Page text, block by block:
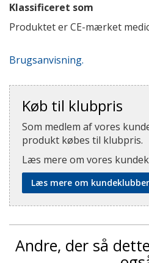
Klassificeret som
Produktet er CE-mærket
Brugsanvisning.
Køb til klubpris
Som medlem af vores
produkt købes til klubpris.
Læs mere om vores
Læs mere om
Andre, der så